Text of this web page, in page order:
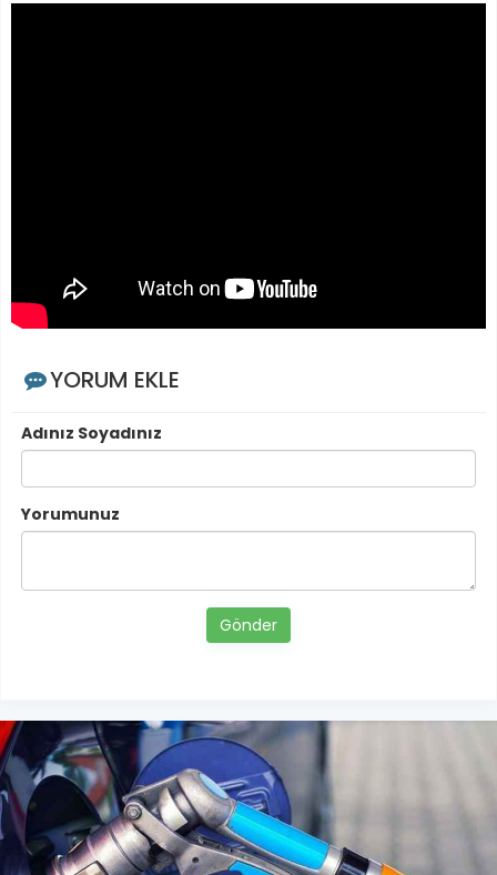
YORUM EKLE
Adınız Soyadınız
Yorumunuz
Gönder